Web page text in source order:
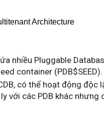
nhiều Pluggable
container (PDB$SEED).
có thể hoạt động độc
với các PDB khác nhưng